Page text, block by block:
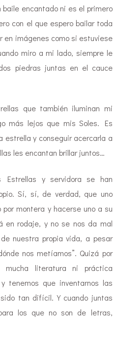
baile encantado ni es el primero
con el que espero bailar toda
en imágenes como si estuviese
miro a mi lado, siempre le
piedras juntas en el cauce
que también iluminan mi
más lejos que mis Soles. Es
estrella y conseguir acercarla a
les encantan brillar juntos…
Estrellas y servidora se han
Sí, sí, de verdad, que uno
por montera y hacerse uno a su
en rodaje, y no se nos da mal
nuestra propia vida, a pesar
nos metíamos”. Quizá por
mucha literatura ni práctica
tenemos que inventarnos las
tan difícil. Y cuando juntas
los que no son de letras,